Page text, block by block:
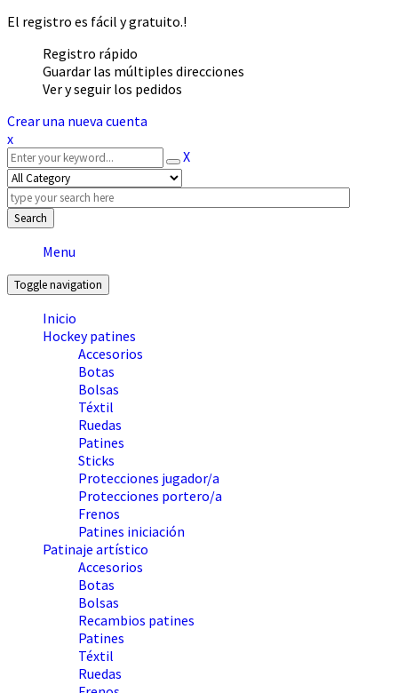
El registro es fácil y gratuito.!
Registro rápido
Guardar las múltiples direcciones
Ver y seguir los pedidos
Crear una nueva cuenta
x
X
Search
Menu
Toggle navigation
Inicio
Hockey patines
Accesorios
Botas
Bolsas
Téxtil
Ruedas
Patines
Sticks
Protecciones jugador/a
Protecciones portero/a
Frenos
Patines iniciación
Patinaje artístico
Accesorios
Botas
Bolsas
Recambios patines
Patines
Téxtil
Ruedas